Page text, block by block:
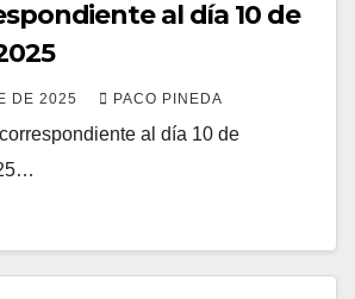
al día 10 de
DE 2025 PACO PINEDA
al día 10 de